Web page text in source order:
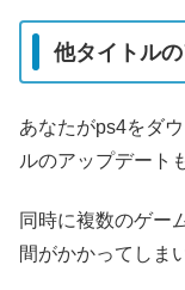
他タイトル
あなたがps4をダ
ルのアップデート
同時に複数のゲー
間がかかってしま